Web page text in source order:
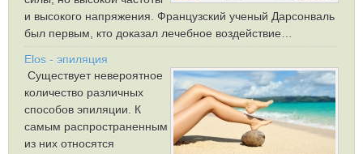
и высокого напряжения. Французский ученый Дарсонваль
был первым, кто доказал лечебное воздействие…
Elos - эпиляция
Существует невероятное
количество различных
способов эпиляции. К
самым распространенным
из них относятся